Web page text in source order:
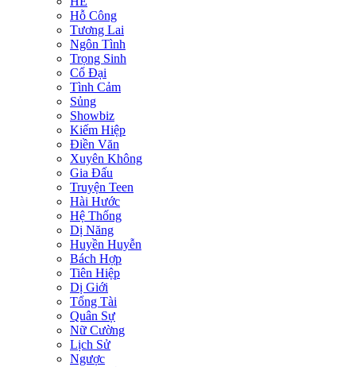
Hỗ Công
Tương Lai
Ngôn Tình
Trọng Sinh
Cổ Đại
Tình Cảm
Sủng
Showbiz
Kiếm Hiệp
Điền Văn
Xuyên Không
Gia Đấu
Truyện Teen
Hài Hước
Hệ Thống
Dị Năng
Huyền Huyễn
Bách Hợp
Tiên Hiệp
Dị Giới
Tổng Tài
Quân Sự
Nữ Cường
Lịch Sử
Ngược